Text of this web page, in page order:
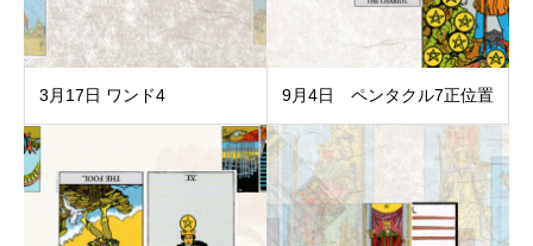
3月17日 ワンド4 9月4日 ペンタクル7正位置